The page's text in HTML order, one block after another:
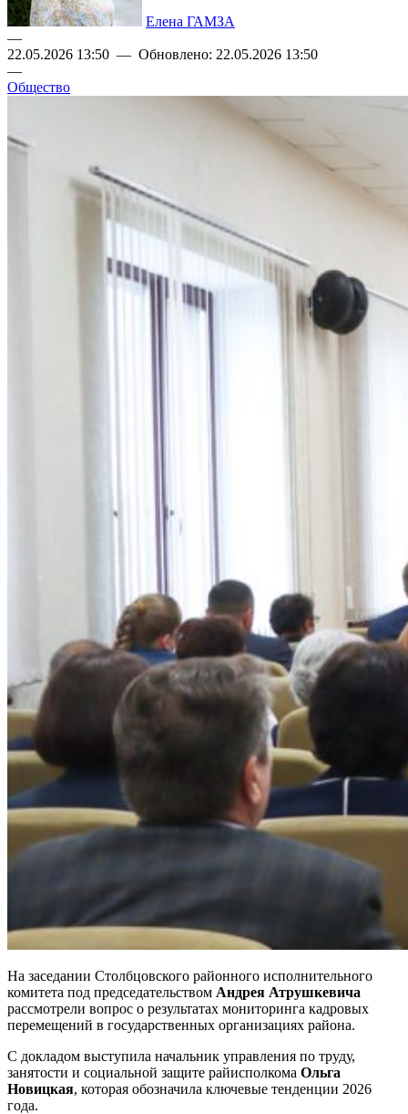
Елена ГАМЗА
—
22.05.2026 13:50 — Обновлено: 22.05.2026 13:50
—
Общество
На заседании Столбцовского районного исполнительного
комитета под председательством Андрея Атрушкевича
рассмотрели вопрос о результатах мониторинга кадровых
перемещений в государственных организациях района.
С докладом выступила начальник управления по труду,
занятости и социальной защите райисполкома Ольга
Новицкая, которая обозначила ключевые тенденции 2026
года.